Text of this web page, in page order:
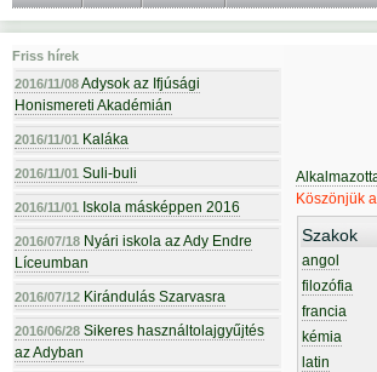
Friss hírek
2016/11/08Adysok az Ifjúsági
Honismereti Akadémián
2016/11/01 Kaláka
2016/11/01 Suli-buli
2016/11/01 Iskola másképpen 2016
2016/07/18 Nyári iskola az Ady Endre
Líceumban
2016/07/12 Kirándulás Szarvasra
2016/06/28 Sikeres használtolajgyűjtés
az Adyban
Köszönjük
Szakok
angol
filozófia
francia
kémia
latin